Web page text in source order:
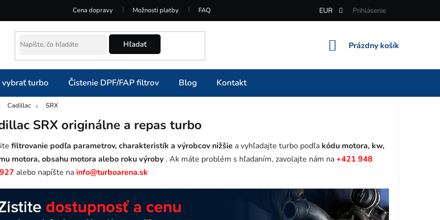
Cena dopravy Možnosti platby FAQ EUR Prihlásenie
Hľadať
NÁKUPNÝ
Prázdny košík
turbo Čistenie DPF/FAP filtrov Blog Kontakt
Cadillac SRX
SRX originálne a repas turbo
filtrovanie podľa parametrov, charakteristík a výrobcov nižšie a vyhľadajte turbo podľa kódu motora, kw,
motora, obsahu motora alebo roku výroby . Ak máte problém s hľadaním, zavolajte nám na+421 948
alebo napíšte nainfo@turboarena.sk